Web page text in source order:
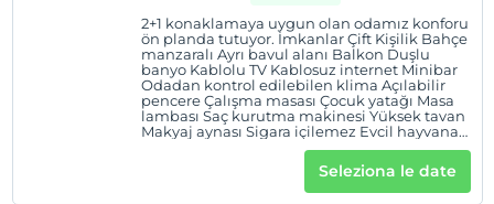
2+1 konaklamaya uygun olan odamız konforu
ön planda tutuyor. İmkanlar Çift Kişilik Bahçe
manzaralı Ayrı bavul alanı Balkon Duşlu
banyo Kablolu TV Kablosuz internet Minibar
Odadan kontrol edilebilen klima Açılabilir
pencere Çalışma masası Çocuk yatağı Masa
lambası Saç kurutma makinesi Yüksek tavan
Makyaj aynası Sigara içilemez Evcil hayvana
izin verilmez Özel banyo Duş 24 saat operator
Ücretsiz hijyen malzemeleri Nevresim takımı
Seleziona le date